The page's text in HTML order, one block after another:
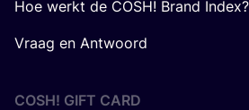
Hoe werkt de COSH! Brand Index?
Vraag en Antwoord
COSH! GIFT CARD